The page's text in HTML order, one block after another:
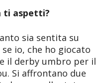
ti aspetti?
sia sentita su
io, che ho giocato
il derby umbro per il
Si affrontano due